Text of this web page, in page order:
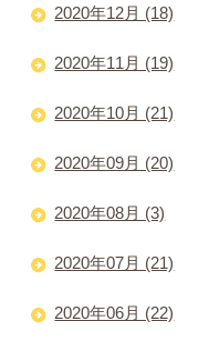
2020年12月 (18)
2020年11月 (19)
2020年10月 (21)
2020年09月 (20)
2020年08月 (3)
2020年07月 (21)
2020年06月 (22)